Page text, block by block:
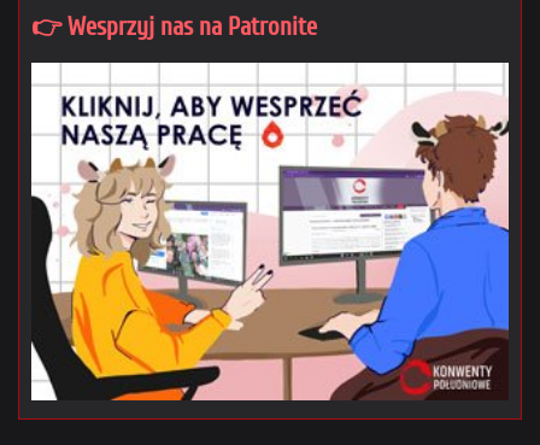
👉 Wesprzyj nas na Patronite